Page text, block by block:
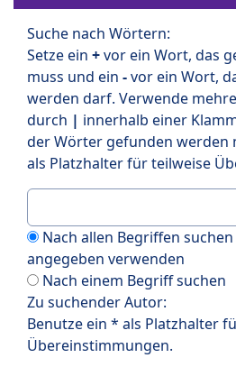
Suche nach Wörtern:
Setze ein +vor ein Wort, das
muss und ein -vor ein Wort,
werden darf. Verwende
durch | innerhalb einer
der Wörter gefunden werden
als Platzhalter für teilweise
Nach allen Begriffen
angegeben verwenden
Nach einem Begriff suchen
Zu suchender Autor:
Benutze ein * als Platzhalter
Übereinstimmungen.